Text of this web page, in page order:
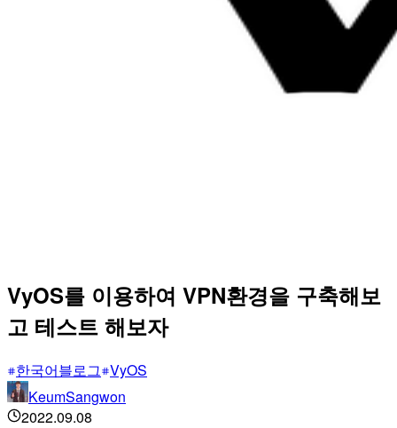
VyOS를 이용하여 VPN환경을 구축해보
고 테스트 해보자
한국어블로그 VyOS
KeumSangwon
2022.09.08